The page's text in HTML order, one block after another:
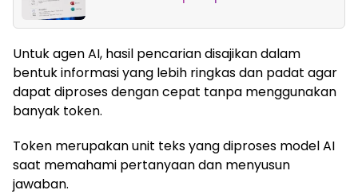
Untuk agen AI, hasil pencarian disajikan dalam
bentuk informasi yang lebih ringkas dan padat agar
dapat diproses dengan cepat tanpa menggunakan
banyak token.
Token merupakan unit teks yang diproses model AI
saat memahami pertanyaan dan menyusun
jawaban.